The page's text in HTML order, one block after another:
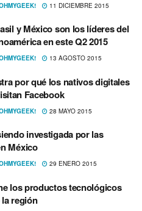
11 DICIEMBRE 2015
y México son los lí­deres del
en este Q2 2015
13 AGOSTO 2015
por qué los nativos digitales
Facebook
28 MAYO 2015
investigada por las
México
29 ENERO 2015
los productos tecnológicos
región